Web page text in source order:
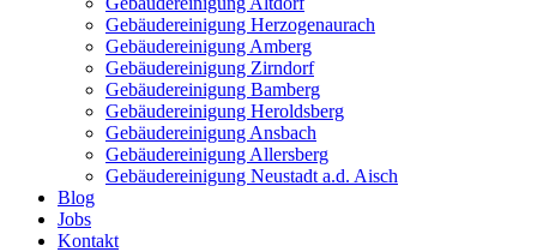
Gebäudereinigung Herzogenaurach
Gebäudereinigung Amberg
Gebäudereinigung Zirndorf
Gebäudereinigung Bamberg
Gebäudereinigung Heroldsberg
Gebäudereinigung Ansbach
Gebäudereinigung Allersberg
Gebäudereinigung Neustadt a.d. Aisch
Blog
Jobs
Kontakt